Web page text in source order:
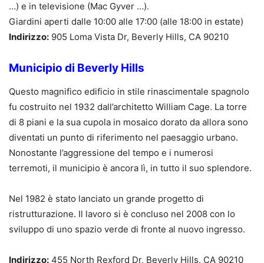
…) e in televisione (Mac Gyver …).
Giardini aperti dalle 10:00 alle 17:00 (alle 18:00 in estate)
Indirizzo: 905 Loma Vista Dr, Beverly Hills, CA 90210
Municipio di Beverly Hills
Questo magnifico edificio in stile rinascimentale spagnolo
fu costruito nel 1932 dall’architetto William Cage. La torre
di 8 piani e la sua cupola in mosaico dorato da allora sono
diventati un punto di riferimento nel paesaggio urbano.
Nonostante l’aggressione del tempo e i numerosi
terremoti, il municipio è ancora lì, in tutto il suo splendore.
Nel 1982 è stato lanciato un grande progetto di
ristrutturazione. Il lavoro si è concluso nel 2008 con lo
sviluppo di uno spazio verde di fronte al nuovo ingresso.
Indirizzo: 455 North Rexford Dr, Beverly Hills, CA 90210